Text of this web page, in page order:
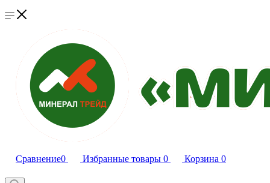
Сравнение0 Избранные товары 0 Корзина 0